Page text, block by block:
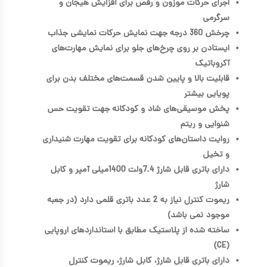
اجرای حرکات موزون و رقص برای افزایش هیجان و
سرگرمی
چرخش 360 درجه جهت نمایش حرکات نمایشی جذاب
ایستادن بر روی چرخ‌های جلو برای نمایش مهارت‌های
آکروباتیک
قابلیت بالا و پایین شدن قسمت‌های مختلف بدن برای
پویایی بیشتر
پخش موسیقی‌های شاد و کودکانه جهت تقویت حس
شنوایی و ریتم
روایت داستان‌های کودکانه برای تقویت مهارت شنیداری
و تخیل
دارای باتری قابل شارژ 7.4ولت 1400میلی آمپر و کابل
شارژ
ریموت کنترل نیاز به 2 عدد باتری قلمی دارد (در جعبه
موجود نمی باشد)
ساخته شده از پلاستیک مطابق با استانداردهای اروپایی
(CE)
دارای باتری قابل شارژ، کابل شارژ، ریموت کنترل